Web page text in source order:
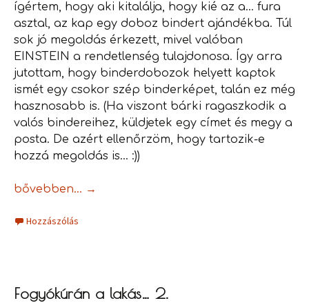
ígértem, hogy aki kitalálja, hogy kié az a… fura
asztal, az kap egy doboz bindert ajándékba. Túl
sok jó megoldás érkezett, mivel valóban
EINSTEIN a rendetlenség tulajdonosa. Így arra
jutottam, hogy binderdobozok helyett kaptok
ismét egy csokor szép binderképet, talán ez még
hasznosabb is. (Ha viszont bárki ragaszkodik a
valós bindereihez, küldjetek egy címet és megy a
posta. De azért ellenőrzöm, hogy tartozik-e
hozzá megoldás is… :))
Jutalombinder mindenkinek!
bővebben… →
Hozzászólás
Fogyókúrán a lakás… 2.